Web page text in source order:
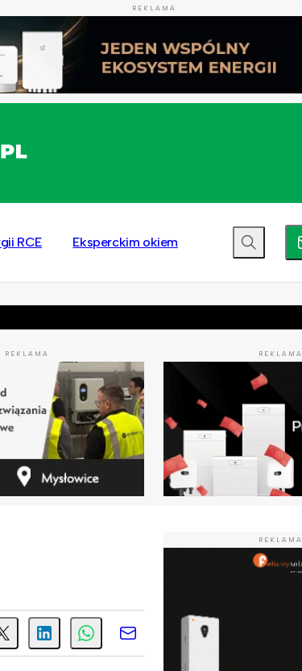
REKLAMA
RCE Eksperckim okiem
REKLAMA REKLAMA
REKLAMA